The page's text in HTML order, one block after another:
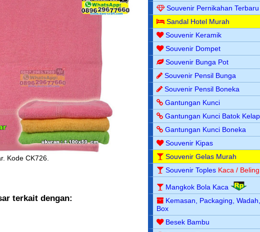
Kode CK726.
terkait dengan:
Souvenir Pernikahan Terbaru
Sandal Hotel Murah
Souvenir Keramik
Souvenir Dompet
Souvenir Bunga Pot
Souvenir Pensil Bunga
Souvenir Pensil Boneka
Gantungan Kunci
Gantungan Kunci Batok
Gantungan Kunci Boneka
Souvenir Kipas
Souvenir Gelas Murah
Souvenir Toples Kaca / Beling
Mangkok Bola Kaca
Kemasan, Packaging,
Box
Besek Bambu